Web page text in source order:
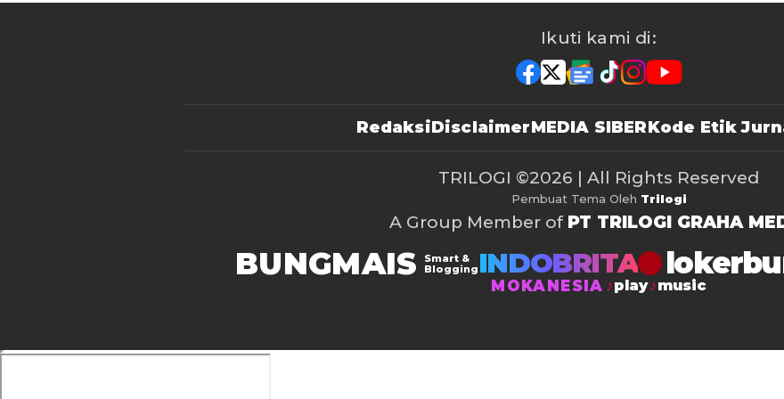
Ikuti kami di:
RedaksiDisclaimerMEDIA SIBERKode Etik
TRILOGI ©2026 | All Rights Reserved
Pembuat Tema Oleh Trilogi
A Group Member of PT TRILOGI GRAHA
BUNGMAIS
Smart &
Blogging INDOBRITA
MOKANESIA play music